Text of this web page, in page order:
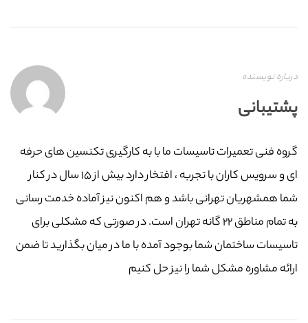
درباره نویسنده
پشتیبانی
گروه فنی تعمیرات تاسیسات ما با به‌ کارگیری تکنسین های حرفه
ای و سرویس کاران با تجربه ، افتخار دارد بیش از ۱۵ سال در کنار
شما همشهریان تهرانی باشد و هم اکنون نیز آماده خدمت رسانی
به تمام مناطق ۲۲ گانه تهران است. در صورتی که مشکلی برای
تاسیسات ساختمان شما بوجود آمده با ما در میان بگذارید تا ضمن
ارائه مشاوره مشکل شما را نیز حل کنیم